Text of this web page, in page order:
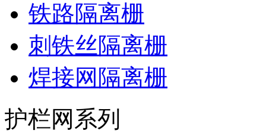
铁路隔离栅
刺铁丝隔离栅
焊接网隔离栅
护栏网系列